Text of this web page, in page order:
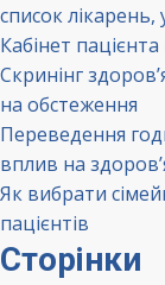
список
Кабінет
Скринінг
на обстеження
Переведення
вплив на
Як вибрати
пацієнтів
Сторінки